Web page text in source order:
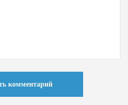
Оставить комментарий